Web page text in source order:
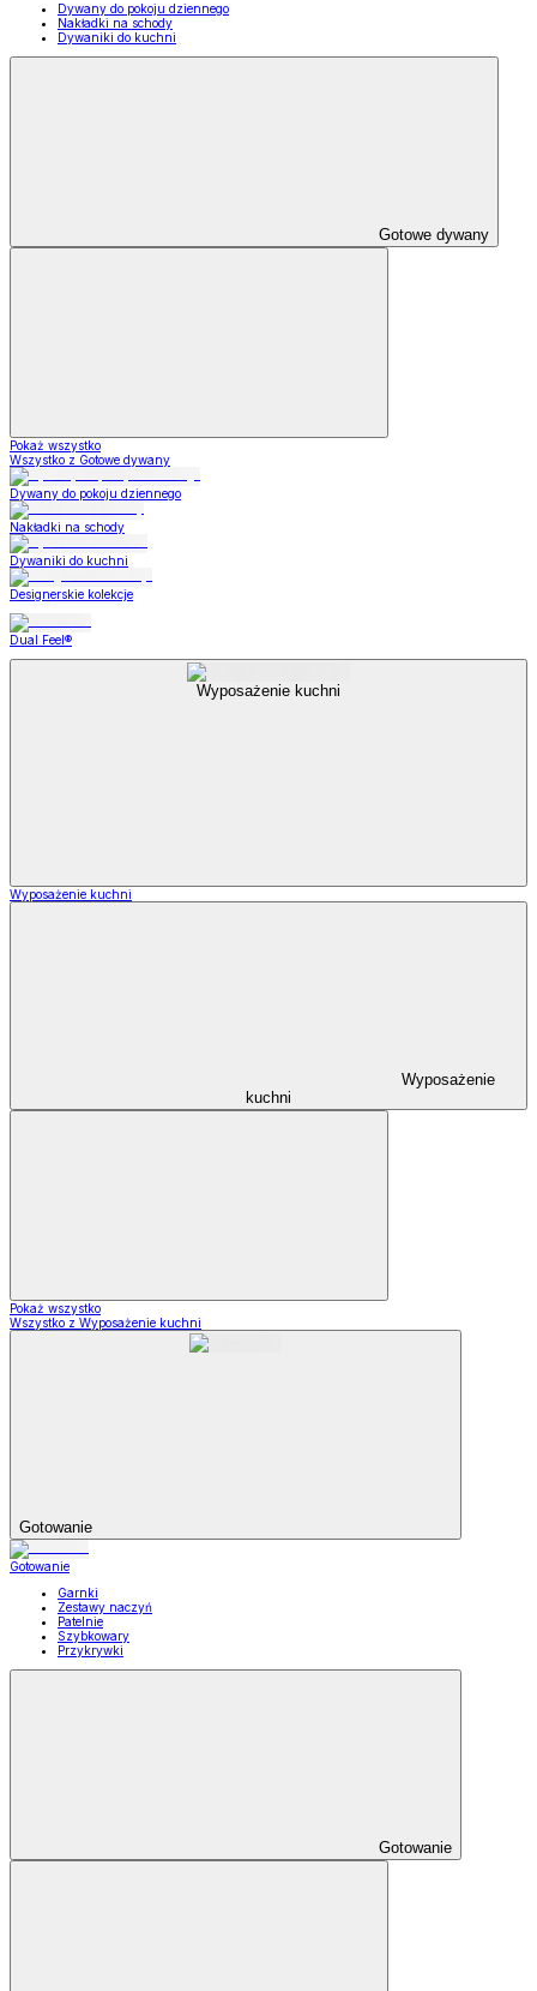
Dywany do pokoju dziennego
Nakładki na schody
Dywaniki do kuchni
Gotowe dywany
Pokaż wszystko
Wszystko z Gotowe dywany
Dywany do pokoju dziennego
Nakładki na schody
Dywaniki do kuchni
Designerskie kolekcje
Dual Feel®
Wyposażenie kuchni
Wyposażenie kuchni
Wyposażenie
kuchni
Pokaż wszystko
Wszystko z Wyposażenie kuchni
Gotowanie
Gotowanie
Garnki
Zestawy naczyń
Patelnie
Szybkowary
Przykrywki
Gotowanie